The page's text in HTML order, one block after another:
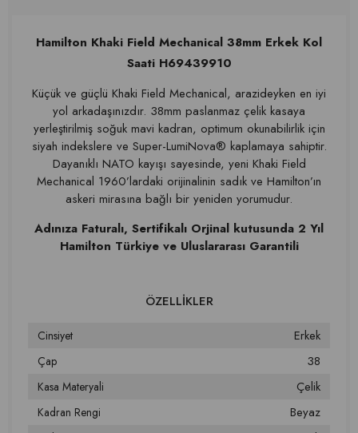
Hamilton Khaki Field Mechanical 38mm Erkek Kol
Saati H69439910
Küçük ve güçlü Khaki Field Mechanical, arazideyken en iyi
yol arkadaşınızdır. 38mm paslanmaz çelik kasaya
yerleştirilmiş soğuk mavi kadran, optimum okunabilirlik için
siyah indekslere ve Super-LumiNova® kaplamaya sahiptir.
Dayanıklı NATO kayışı sayesinde, yeni Khaki Field
Mechanical 1960’lardaki orijinalinin sadık ve Hamilton’ın
askeri mirasına bağlı bir yeniden yorumudur.
Adınıza Faturalı, Sertifikalı Orjinal kutusunda 2 Yıl
Hamilton Türkiye ve Uluslararası Garantili
Cinsiyet Erkek
Çap 38
Kasa Materyali Çelik
Kadran Rengi Beyaz